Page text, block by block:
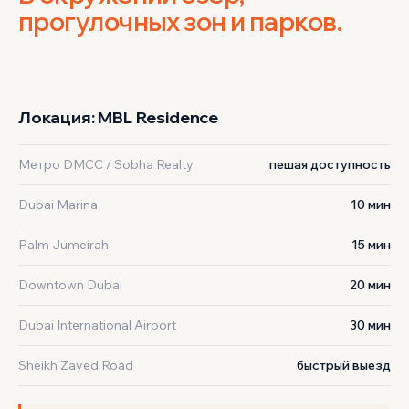
прогулочных зон и парков.
Локация: MBL Residence
Метро DMCC / Sobha Realty пешая доступность
Dubai Marina 10 мин
Palm Jumeirah 15 мин
Downtown Dubai 20 мин
Dubai International Airport 30 мин
Sheikh Zayed Road быстрый выезд